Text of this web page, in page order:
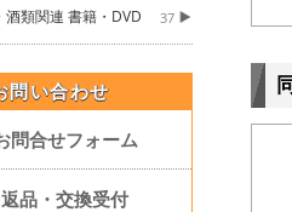
酒類関連 書籍・DVD 37
問い合わせ
問合せフォーム
返品・交換受付